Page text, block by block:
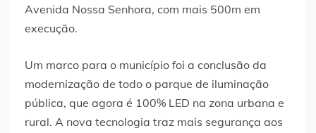
Avenida Nossa Senhora, com mais 500m em
execução.
Um marco para o município foi a conclusão da
modernização de todo o parque de iluminação
pública, que agora é 100% LED na zona urbana e
rural. A nova tecnologia traz mais segurança aos